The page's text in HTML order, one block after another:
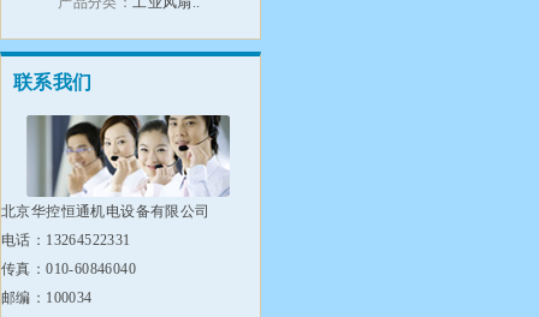
联系我们
北京华控恒通机电设备有限公司
电话：13264522331
传真：010-60846040
邮编：100034